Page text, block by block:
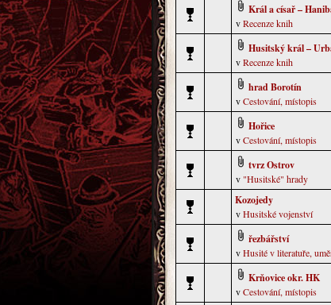
Král a císař –
vRecenze knih
Husitský král –
vRecenze knih
hrad Borotín
vCestování, místopis
Hořice
vCestování, místopis
tvrz Ostrov
v "Husitské" hrady
Kozojedy
vHusitské vojenství
řezbářství
vHusité v literatuře,
Krňovice okr. HK
vCestování, místopis